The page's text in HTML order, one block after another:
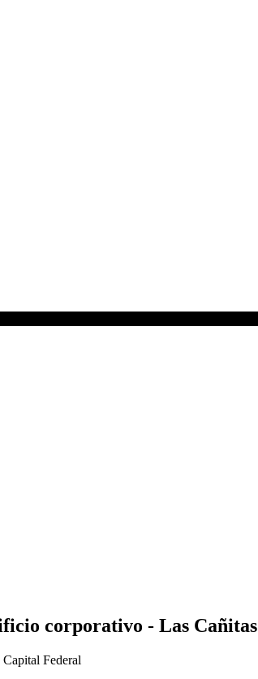
corporativo - Las Cañitas
Federal